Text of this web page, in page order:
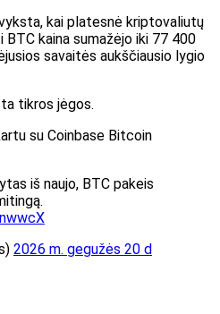
kai platesnė kriptovaliutų
BTC kaina sumažėjo iki 77 400
savaitės aukščiausio lygio
tikros jėgos.
su Coinbase Bitcoin
iš naujo, BTC pakeis
2026 m. gegužės 20 d